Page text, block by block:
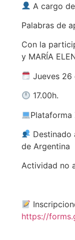
A cargo
Palabras de
Con la
y MARÍA
Jueves 26
17.00h.
Plataforma
Destinado
de Argentina
Actividad no
https://